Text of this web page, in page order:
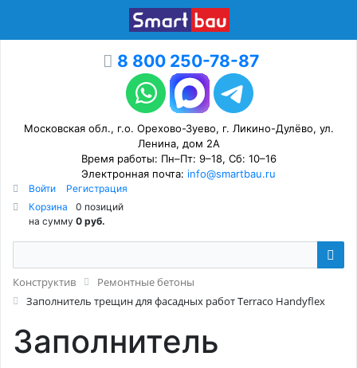
8 800 250-78-87
Московская обл., г.о. Орехово-Зуево, г. Ликино-Дулёво, ул.
Ленина, дом 2А
Время работы: Пн–Пт: 9–18, Сб: 10–16
Электронная почта: info@smartbau.ru
Войти
Регистрация
Корзина
0 позиций
на сумму 0 руб.
Конструктив
Ремонтные бетоны
Заполнитель трещин для фасадных работ Terraco Handyflex
Заполнитель